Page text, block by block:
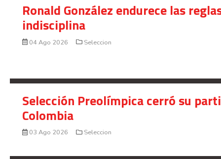
Ronald González endurece las
indisciplina
04 Ago 2026 Seleccion
Selección Preolímpica cerró su
Colombia
03 Ago 2026 Seleccion